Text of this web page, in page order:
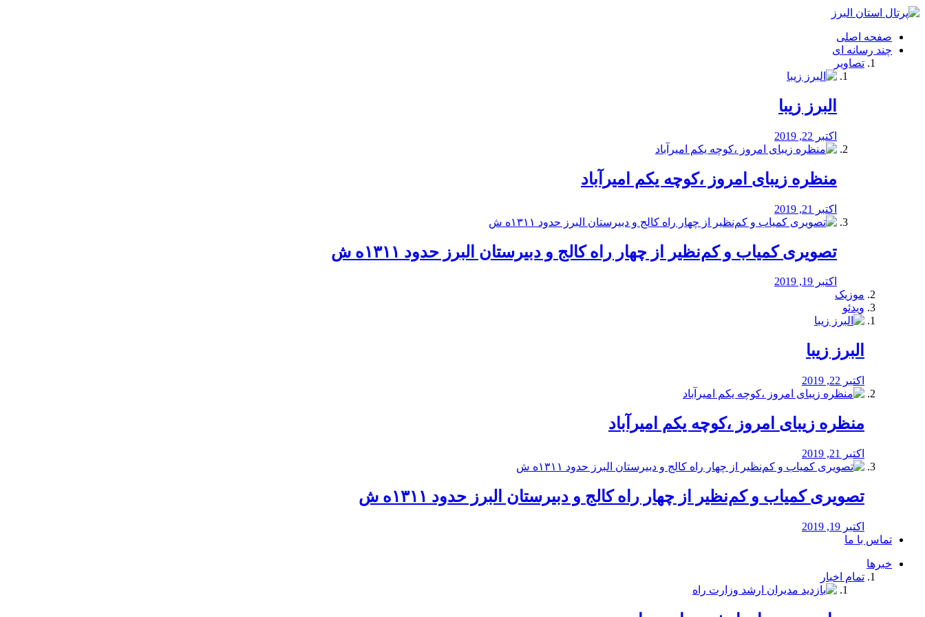
فصد
شرق
تهران
خشکشویی
صفحه اصلی
چند رسانه ای
تصاویر
البرز زیبا
اکتبر 22, 2019
منظره‌‌ زیبای امروز ،کوچه یکم امیرآباد
اکتبر 21, 2019
️تصویری کمیاب و کم‌نظیر از چهار راه كالج و دبيرستان البرز حدود ۱۳۱۱ه ش
اکتبر 19, 2019
موزیک
ویدئو
البرز زیبا
اکتبر 22, 2019
منظره‌‌ زیبای امروز ،کوچه یکم امیرآباد
اکتبر 21, 2019
️تصویری کمیاب و کم‌نظیر از چهار راه كالج و دبيرستان البرز حدود ۱۳۱۱ه ش
اکتبر 19, 2019
تماس با ما
خبرها
تمام اخبار